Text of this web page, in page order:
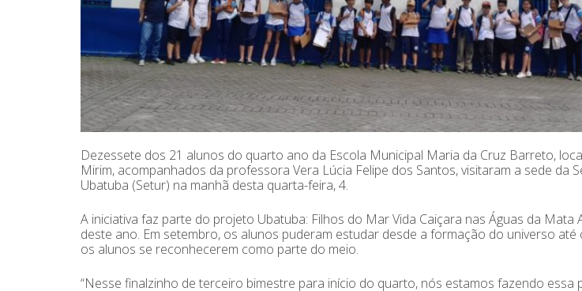
Dezessete dos 21 alunos do quarto ano da Escola Municipal Maria da Cruz Barreto,
Mirim, acompanhados da professora Vera Lúcia Felipe dos Santos, visitaram a sede da
Ubatuba (Setur) na manhã desta quarta-feira, 4.
A iniciativa faz parte do projeto Ubatuba: Filhos do Mar Vida Caiçara nas Águas da Mata
deste ano. Em setembro, os alunos puderam estudar desde a formação do universo até
os alunos se reconhecerem como parte do meio.
“Nesse finalzinho de terceiro bimestre para início do quarto, nós estamos fazendo essa